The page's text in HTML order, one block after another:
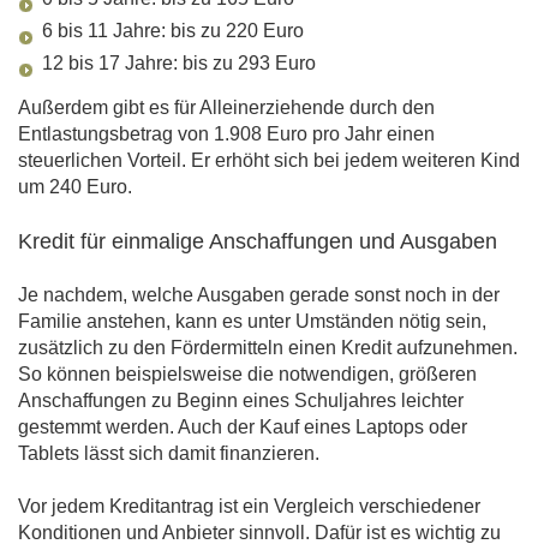
6 bis 11 Jahre: bis zu 220 Euro
12 bis 17 Jahre: bis zu 293 Euro
Außerdem gibt es für Alleinerziehende durch den
Entlastungsbetrag von 1.908 Euro pro Jahr einen
steuerlichen Vorteil. Er erhöht sich bei jedem weiteren Kind
um 240 Euro.
Kredit für einmalige Anschaffungen und Ausgaben
Je nachdem, welche Ausgaben gerade sonst noch in der
Familie anstehen, kann es unter Umständen nötig sein,
zusätzlich zu den Fördermitteln einen Kredit aufzunehmen.
So können beispielsweise die notwendigen, größeren
Anschaffungen zu Beginn eines Schuljahres leichter
gestemmt werden. Auch der Kauf eines Laptops oder
Tablets lässt sich damit finanzieren.
Vor jedem Kreditantrag ist ein Vergleich verschiedener
Konditionen und Anbieter sinnvoll. Dafür ist es wichtig zu